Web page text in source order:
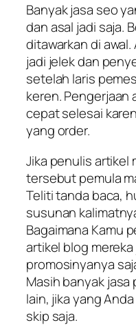
Banyak jasa seo
dan asal jadi saja.
ditawarkan di
jadi jelek dan
setelah laris
keren.
cepat selesai
yang order.
Jika penulis artikel
tersebut pemula
Teliti tanda baca,
susunan
Bagaimana Kamu
artikel blog
promosinyanya
Masih banyak
lain, jika yang
skip saja.